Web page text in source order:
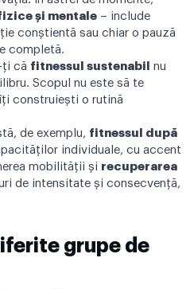
și mentale – include
conștientă sau chiar o pauză
completă.
ți că fitnessul sustenabil
nu
Scopul nu este să te
construiești o rutină
de exemplu, fitnessul după
individuale, cu accent
mobilității și recuperarea
de intensitate și consecvență,
grupe de